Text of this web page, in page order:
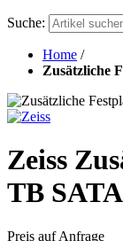
Suche:
Home /
Zusätzliche
Zeiss
TB
Preis auf Anfrage